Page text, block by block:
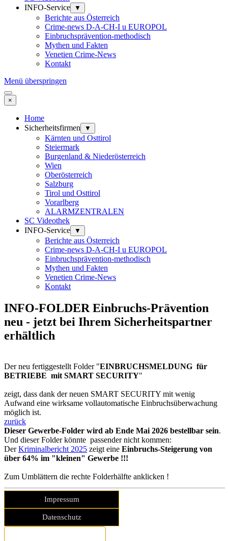
INFO-Service
▼
Berichte aus Österreich
Crime-news D-A-CH-I u EUROPOL
Einbruchsprävention-methodisch
Mythen und Fakten
Venetien Crime-News
Kontakt
Menü überspringen
×
Home
Sicherheitsfirmen
▼
Kärnten und Osttirol
Steiermark
Burgenland & Niederösterreich
Wien
Oberösterreich
Salzburg
Tirol und Osttirol
Vorarlberg
ALARMZENTRALEN
SC Videothek
INFO-Service
▼
Berichte aus Österreich
Crime-news D-A-CH-I u EUROPOL
Einbruchsprävention-methodisch
Mythen und Fakten
Venetien Crime-News
Kontakt
INFO-FOLDER Einbruchs-Prävention
neu - jetzt bei Ihrem Sicherheitspartner
erhältlich
Der neu fertiggestellt Folder "EINBRUCHSMELDUNG für
BETRIEBE mit SMART SECURITY"
zeigt, dass dank der neuen SMART SECURITY mit wenig
Aufwand eine wirksame vollautomatische Einbruchsüberwachung
möglich ist.
zurück
Dieser Gewerbe-Folder wird ab Ende Mai 2026 bestellbar sein.
Und dieser Folder könnte passender nicht kommen:
DerKriminalbericht 2025 zeigt eine Einbruchs-Steigerung von
über 64% im "kleinen" Gewerbe !!!
Zum Umblättern die rechte Folderhälfte anklicken !
Impressum
Datenschutz